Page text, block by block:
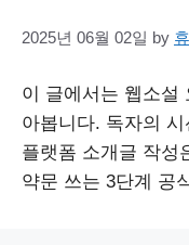
2025년 06월 02일 by
이 글에서는 웹소설
아봅니다. 독자의
플랫폼 소개글 작성
약문 쓰는 3단계 공